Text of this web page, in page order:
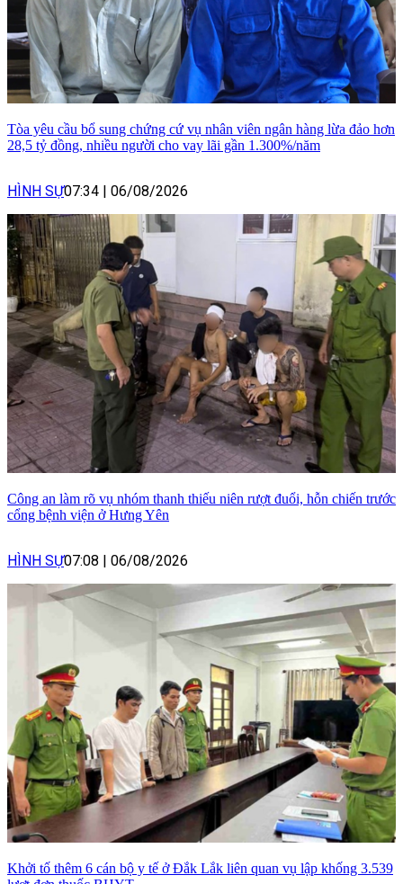
Tòa yêu cầu bổ sung chứng cứ vụ nhân viên ngân hàng lừa đảo hơn
28,5 tỷ đồng, nhiều người cho vay lãi gần 1.300%/năm
HÌNH SỰ07:34 | 06/08/2026
Công an làm rõ vụ nhóm thanh thiếu niên rượt đuổi, hỗn chiến trước
cổng bệnh viện ở Hưng Yên
HÌNH SỰ07:08 | 06/08/2026
Khởi tố thêm 6 cán bộ y tế ở Đắk Lắk liên quan vụ lập khống 3.539